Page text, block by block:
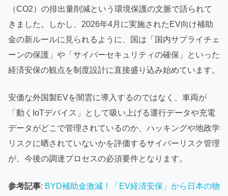
（CO2）の排出量削減という環境保護の文脈で語られて
きました。しかし、2026年4月に実施されたEV向け補助
金の新ルールに見られるように、国は「国内サプライチェ
ーンの保護」や「サイバーセキュリティの確保」といった
経済安保の観点を制度設計に直接盛り込み始めています。
安価な外国製EVを闇雲に導入するのではなく、車両が
「動くIoTデバイス」として吸い上げる運行データや充電
データがどこで管理されているのか、ハッキングや地政学
リスクに晒されていないかを評価するサイバーリスク管理
が、今後の調達プロセスの必須要件となります。
参考記事: BYD補助金激減！「EV経済安保」から日本の物